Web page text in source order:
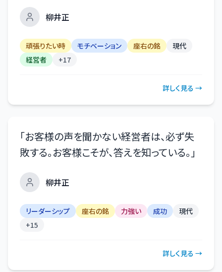
柳井正
頑張りたい時 モチベーション 座右の銘
現代
経営者
+17
詳しく見る →
「お客様の声を聞かない経営者は、必ず失
敗する。お客様こそが、答えを知っている。 」
柳井正
リーダーシップ 座右の銘 力強い 成功
現代
+15
詳しく見る →